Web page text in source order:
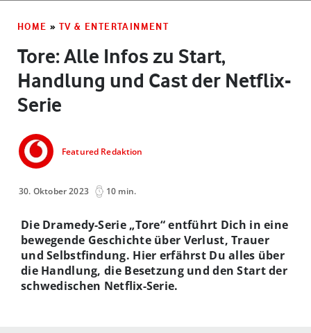
HOME » TV & ENTERTAINMENT
Tore: Alle Infos zu Start,
Handlung und Cast der Netflix-
Serie
Featured Redaktion
30. Oktober 2023 10 min.
Die Dramedy-Serie „Tore“ entführt Dich in eine
bewegende Geschichte über Verlust, Trauer
und Selbstfindung. Hier erfährst Du alles über
die Handlung, die Besetzung und den Start der
schwedischen Netflix-Serie.